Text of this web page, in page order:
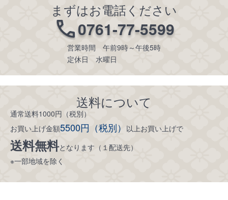
まずはお電話ください
0761-77-5599
営業時間 午前9時～午後5時
定休日 水曜日
送料について
通常送料1000円（税別）
お買い上げ金額5500円（税別） 以上お買い上げで
送料無料となります（１配送先）
※一部地域を除く